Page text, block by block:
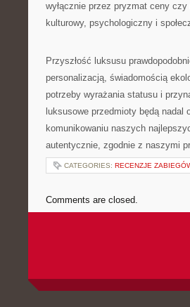
wyłącznie przez pryzmat ceny
kulturowy, psychologiczny i
Przyszłość luksusu
personalizacją, świadomością
potrzeby wyrażania statusu i
luksusowe przedmioty będą nadal
komunikowaniu naszych
autentycznie, zgodnie z naszymi
CATEGORIES: RECENZJE
Comments are closed.